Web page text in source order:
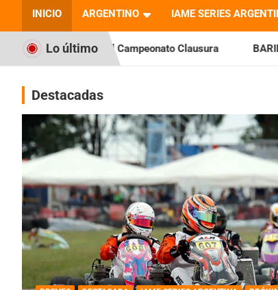
Revista Electrónica
Karting en Argentina
INICIO ARGENTINO IAME SERIES
Lo último
Clausura BARILOCHENSE: Preparan una
Destacadas